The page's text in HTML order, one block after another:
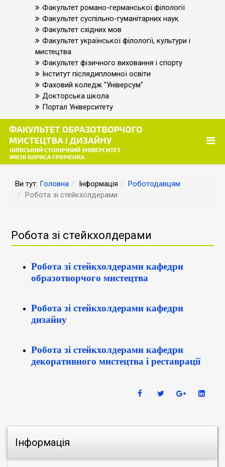
Факультет романо-германської філології
Факультет суспільно-гуманітарних наук
Факультет східних мов
Факультет української філології, культури і
мистецтва
Факультет фізичного виховання і спорту
Інститут післядипломної освіти
Фаховий коледж "Універсум"
Докторська школа
Портал Університету
Ви тут: Головна Інформація
Роботодавцям
Робота зі стейкхолдерами
Інформація
Робота зі стейкхолдерами
Робота зі стейкхолдерами кафедри
образотворчого мистецтва
Робота зі стейкхолдерами кафедри
дизайну
Робота зі стейкхолдерами кафедри
декоративного мистецтва і реставрації